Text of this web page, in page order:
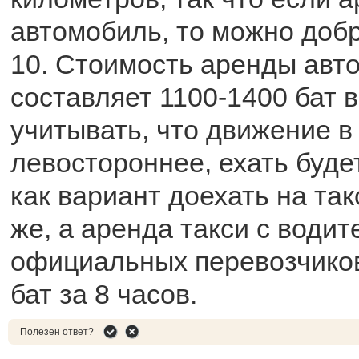
автомобиль, то можно
10. Стоимость аренды
составляет 1100-1400 бат
учитывать, что движение
левостороннее, ехать
как вариант доехать на
же, а аренда такси с
официальных
бат за 8 часов.
Полезен ответ?